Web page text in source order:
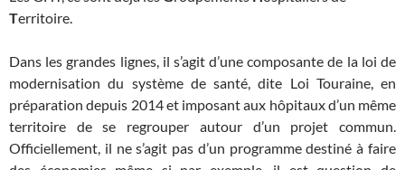
Territoire.
Dans les grandes lignes, il s’agit d’une composante de la loi de
modernisation du système de santé, dite Loi Touraine, en
préparation depuis 2014 et imposant aux hôpitaux d’un même
territoire de se regrouper autour d’un projet commun.
Officiellement, il ne s’agit pas d’un programme destiné à faire